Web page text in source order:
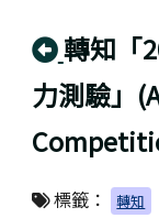
回上頁
轉知「
力測驗」
標籤： 轉知